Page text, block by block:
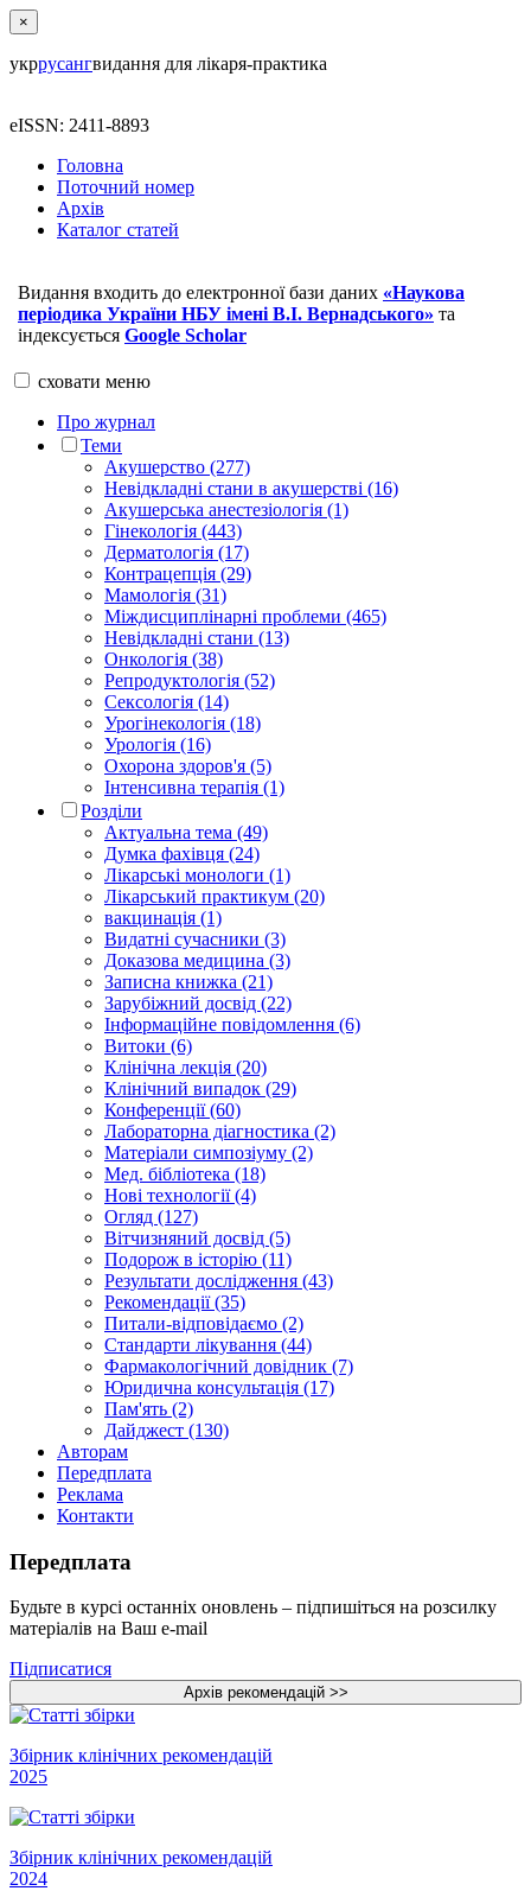
×
укррусангвидання для лікаря-практика
eISSN: 2411-8893
Головна
Поточний номер
Архів
Каталог статей
Видання входить до електронної бази даних «Наукова
періодика України НБУ імені В.І. Вернадського» та
індексується Google Scholar
сховати меню
Про журнал
Теми
Акушерство (277)
Невідкладні стани в акушерстві (16)
Акушерська анестезіологія (1)
Гінекологія (443)
Дерматологія (17)
Контрацепція (29)
Мамологія (31)
Міждисциплінарні проблеми (465)
Невідкладні стани (13)
Онкологія (38)
Репродуктологія (52)
Сексологія (14)
Урогінекологія (18)
Урологія (16)
Охорона здоров'я (5)
Інтенсивна терапія (1)
Розділи
Актуальна тема (49)
Думка фахівця (24)
Лікарські монологи (1)
Лікарський практикум (20)
вакцинація (1)
Видатні сучасники (3)
Доказова медицина (3)
Записна книжка (21)
Зарубіжний досвід (22)
Інформаційне повідомлення (6)
Витоки (6)
Клінічна лекція (20)
Клінічний випадок (29)
Конференції (60)
Лабораторна діагностика (2)
Матеріали симпозіуму (2)
Мед. бібліотека (18)
Нові технології (4)
Огляд (127)
Вітчизняний досвід (5)
Подорож в історію (11)
Результати дослідження (43)
Рекомендації (35)
Питали-відповідаємо (2)
Стандарти лікування (44)
Фармакологічний довідник (7)
Юридична консультація (17)
Пам'ять (2)
Дайджест (130)
Авторам
Передплата
Реклама
Контакти
Передплата
Будьте в курсі останніх оновлень – підпишіться на розсилку
матеріалів на Ваш e-mail
Підписатися
Збірник клінічних рекомендацій
2025
Збірник клінічних рекомендацій
2024